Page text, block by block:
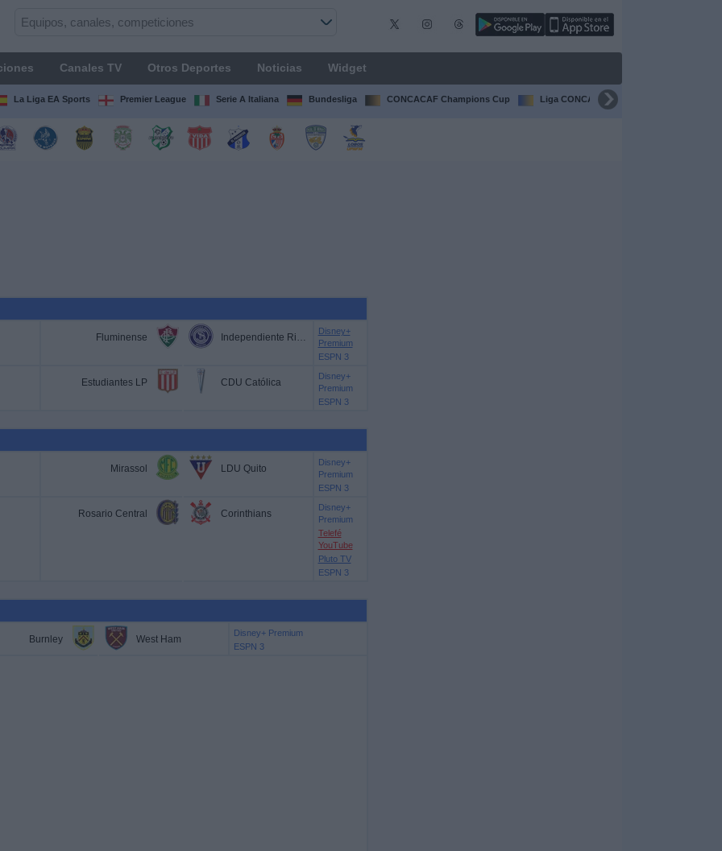
Canales TV Otros Deportes Noticias Widget
La Liga EA Sports Premier League Serie A Italiana Bundesliga CONCACAF Champions Cup Liga CONCACAF
Fluminense Independiente Rivadavia
Disney+
Premium
ESPN 3
Estudiantes LP CDU Católica
Disney+
Premium
ESPN 3
Mirassol LDU Quito
Disney+
Premium
ESPN 3
Rosario Central Corinthians
Disney+
Premium
Telefé
YouTube
Pluto TV
ESPN 3
Burnley West Ham
Disney+ Premium
ESPN 3